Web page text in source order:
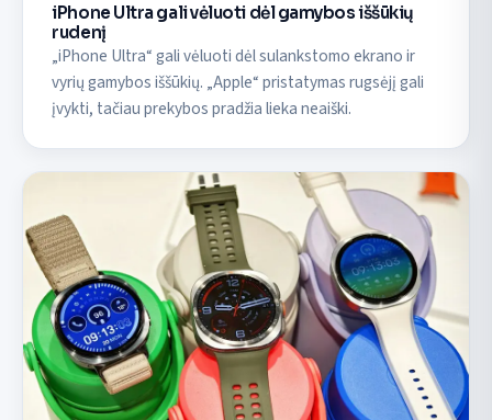
iPhone Ultra gali vėluoti dėl gamybos iššūkių
rudenį
„iPhone Ultra“ gali vėluoti dėl sulankstomo ekrano ir
vyrių gamybos iššūkių. „Apple“ pristatymas rugsėjį gali
įvykti, tačiau prekybos pradžia lieka neaiški.